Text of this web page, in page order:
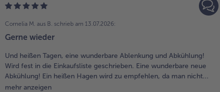
Cornelia M. aus B. schrieb am 13.07.2026:
Gerne wieder
Und heißen Tagen, eine wunderbare Ablenkung und Abkühlung!
Wird fest in die Einkaufsliste geschrieben. Eine wunderbare neue
Abkühlung! Ein heißen Hagen wird zu empfehlen, da man nicht...
mehr anzeigen